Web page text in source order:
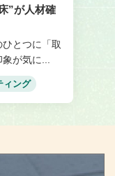
”が人材確
とつに「取
が気に...
ィング